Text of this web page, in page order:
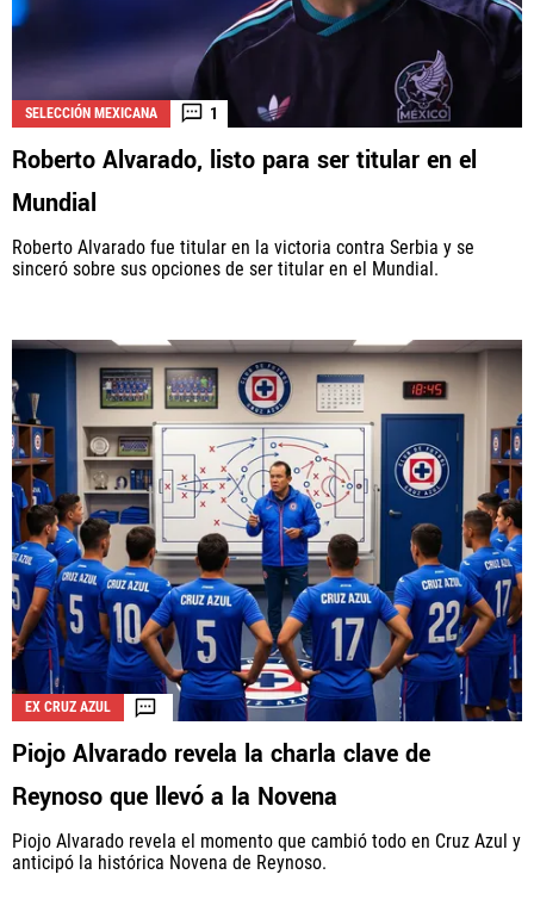
SELECCIÓN MEXICANA 1
Roberto Alvarado, listo para ser titular en el
Mundial
Roberto Alvarado fue titular en la victoria contra Serbia y se
sinceró sobre sus opciones de ser titular en el Mundial.
EX CRUZ AZUL
Piojo Alvarado revela la charla clave de
Reynoso que llevó a la Novena
Piojo Alvarado revela el momento que cambió todo en Cruz Azul y
anticipó la histórica Novena de Reynoso.